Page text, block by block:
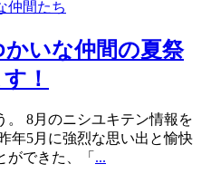
仲間たち
かいな仲間の夏祭
！
。 8月のニシユキテン情報を
年5月に強烈な思い出と愉快
ができた、「 ...